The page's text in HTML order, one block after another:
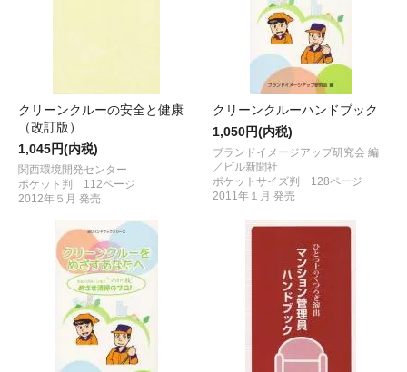
クリーンクルーの安全と健康
（改訂版）
1,045円(内税)
関西環境開発センター
ポケット判 112ページ
2012年５月 発売
クリーンクルーハンドブック
1,050円(内税)
ブランドイメージアップ研究会 編
／ビル新聞社
ポケットサイズ判 128ページ
2011年１月 発売